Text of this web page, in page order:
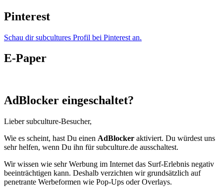
Pinterest
Schau dir subcultures Profil bei Pinterest an.
E-Paper
AdBlocker eingeschaltet?
Lieber subculture-Besucher,
Wie es scheint, hast Du einen AdBlocker aktiviert. Du würdest uns
sehr helfen, wenn Du ihn für subculture.de ausschaltest.
Wir wissen wie sehr Werbung im Internet das Surf-Erlebnis negativ
beeinträchtigen kann. Deshalb verzichten wir grundsätzlich auf
penetrante Werbeformen wie Pop-Ups oder Overlays.